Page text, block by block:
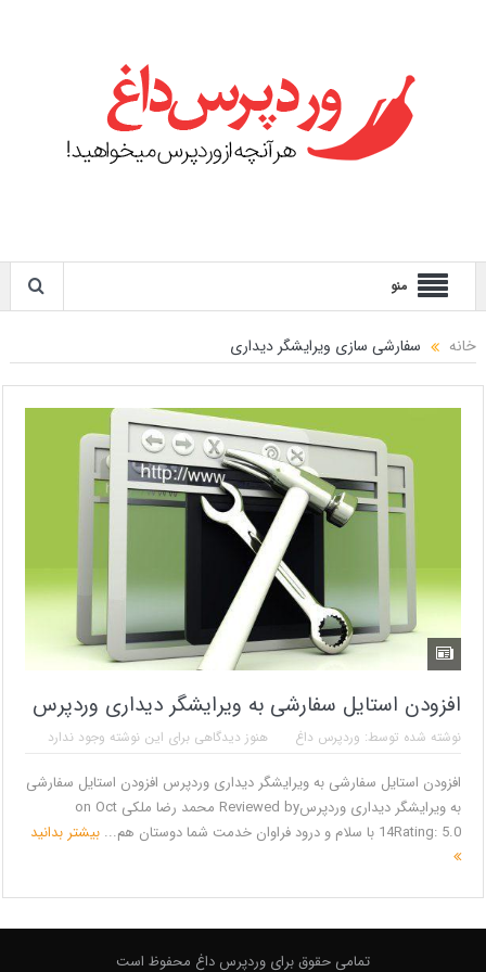
منو
خانه سفارشی سازی ویرایشگر دیداری
افزودن استایل سفارشی به ویرایشگر دیداری وردپرس
نوشته شده توسط: وردپرس داغ هنوز دیدگاهی برای این نوشته وجود ندارد
افزودن استایل سفارشی به ویرایشگر دیداری وردپرس افزودن استایل سفارشی
به ویرایشگر دیداری وردپرسReviewed by محمد رضا ملکی on Oct
14Rating: 5.0 با سلام و درود فراوان خدمت شما دوستان هم...
بیشتر بدانید
تمامی حقوق برای وردپرس داغ محفوظ است